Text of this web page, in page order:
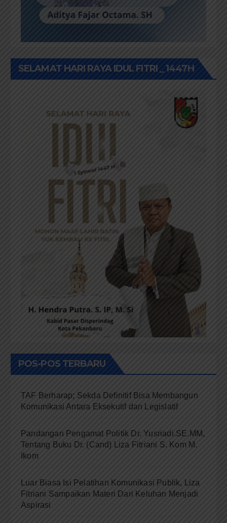
SELAMAT HARI RAYA IDUL FITRI _ 1447H
POS-POS TERBARU
TAF Berharap; Sekda Definitif Bisa Membangun
Komunikasi Antara Eksekutif dan Legislatif
Pandangan Pengamat Politik Dr. Yusriadi.SE.MM,
Tentang Buku Dr. (Cand) Liza Fitriani S. Kom M.
Ikom
Luar Biasa Isi Pelatihan Komunikasi Publik, Liza
Fitriani Sampaikan Materi Dari Keluhan Menjadi
Aspirasi